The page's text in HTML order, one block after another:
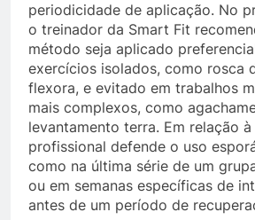
periodicidade de aplicação. No
o treinador da Smart Fit
método seja aplicado
exercícios isolados, como rosca
flexora, e evitado em trabalhos
mais complexos, como
levantamento terra. Em relação
profissional defende o uso
como na última série de um
ou em semanas específicas de
antes de um período de